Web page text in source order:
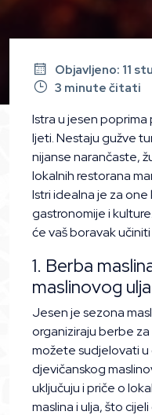
Objavljeno: 11
3 minute čitati
Istra u jesen
ljeti. Nestaju gužve
nijanse narančaste,
lokalnih restorana
Istri idealna je za
gastronomije i
će vaš boravak
1. Berba
maslinovog ulja
Jesen je sezona
organiziraju berbe
možete sudjelovati
djevičanskog
uključuju i priče o
maslina i ulja, što